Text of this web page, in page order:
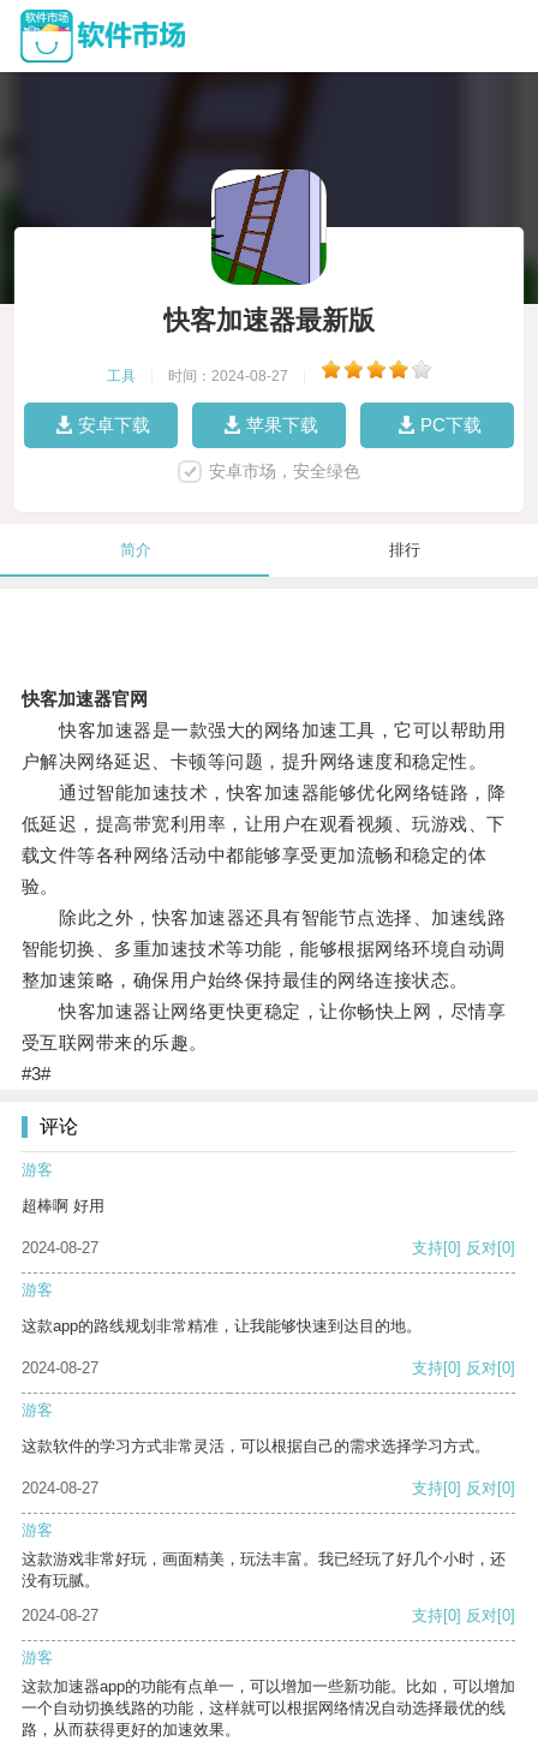
快客加速器最新版
工具 时间：2024-08-27
安卓下载 苹果下载 PC下载
安卓市场，安全绿色
简介 排行
快客加速器官网
快客加速器是一款强大的网络加速工具，它可以帮助用
户解决网络延迟、卡顿等问题，提升网络速度和稳定性。
通过智能加速技术，快客加速器能够优化网络链路，降
低延迟，提高带宽利用率，让用户在观看视频、玩游戏、下
载文件等各种网络活动中都能够享受更加流畅和稳定的体
验。
除此之外，快客加速器还具有智能节点选择、加速线路
智能切换、多重加速技术等功能，能够根据网络环境自动调
整加速策略，确保用户始终保持最佳的网络连接状态。
快客加速器让网络更快更稳定，让你畅快上网，尽情享
受互联网带来的乐趣。
#3#
评论
游客
超棒啊 好用
2024-08-27 支持[0] 反对[0]
游客
这款app的路线规划非常精准，让我能够快速到达目的地。
2024-08-27 支持[0] 反对[0]
游客
这款软件的学习方式非常灵活，可以根据自己的需求选择学习方式。
2024-08-27 支持[0] 反对[0]
游客
这款游戏非常好玩，画面精美，玩法丰富。我已经玩了好几个小时，还
没有玩腻。
2024-08-27
支持[0] 反对[0]
游客
这款加速器app的功能有点单一，可以增加一些新功能。比如，可以增加
一个自动切换线路的功能，这样就可以根据网络情况自动选择最优的线
路，从而获得更好的加速效果。